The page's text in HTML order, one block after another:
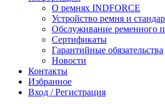
О ремнях INDFORCE
Устройство ремня и
Обслуживание ременного
Сертификаты
Гарантийные обязательства
Новости
Контакты
Избранное
Вход / Регистрация